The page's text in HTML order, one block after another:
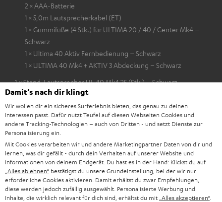
2 × AAA-Batterie
1 × 5,0m Lautsprecherkabel (ET)
1 × Gummifüße (4 Stk.) für ULTIMA 20 / 40 / Center Mk4 –
Schwarz
1 × Ultima 40 Aktiv Fernbedienung – Schwarz
1 × ULTIMA 40 Mk4 + AKTIV 3 Abdeckung – Schwarz
1 × Stand-Lautsprecher UL 40 Mk4 25 (Stk.) – Schwarz
1 × Gummifüße (4 Stk.) für ULTIMA 20 / 40 / Center Mk4 –
Schwarz
1 × ULTIMA 40 Mk4 + AKTIV 3 Abdeckung – Schwarz
1 × Aktiv-Subwoofer S 6000 SW – Schwarz
1 × Stoffrahmen für S 6000 SW
1 × Stromkabel – Schwarz
1 × 5,0 m Subwoofer-Kabel C3550W – Schwarz
Damit‘s nach dir klingt
Wir wollen dir ein sicheres Surferlebnis bieten, das genau zu deinen
Interessen passt. Dafür nutzt Teufel auf diesen Webseiten Cookies und
andere Tracking-Technologien – auch von Dritten - und setzt Dienste zur
Personalisierung ein.
Mit Cookies verarbeiten wir und andere Marketingpartner Daten von dir und
lernen, was dir gefällt - durch dein Verhalten auf unserer Website und
Informationen von deinem Endgerät. Du hast es in der Hand: Klickst du auf
„Alles ablehnen“ bestätigst du unsere Grundeinstellung, bei der wir nur
erforderliche Cookies aktivieren. Damit erhältst du zwar Empfehlungen,
diese werden jedoch zufällig ausgewählt. Personalisierte Werbung und
Inhalte, die wirklich relevant für dich sind, erhältst du mit „Alles akzeptieren“.